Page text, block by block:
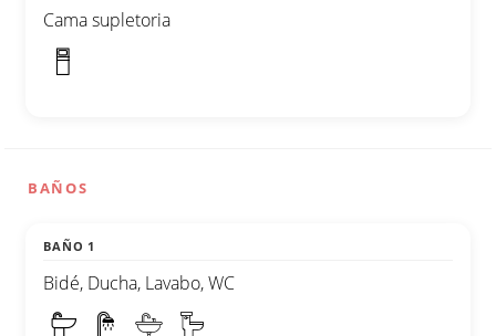
Cama supletoria
BAÑOS
BAÑO 1
Bidé, Ducha, Lavabo, WC